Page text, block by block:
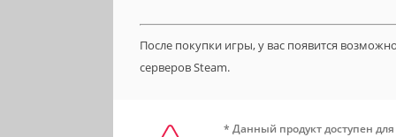
После покупки игры, у вас появится
серверов Steam.
* Данный продукт доступен